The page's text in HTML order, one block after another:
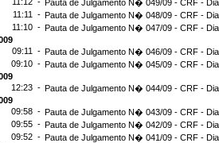
Pauta de Julgamento N� 049/09 - CRF -
11:11 - Pauta de Julgamento N� 048/09 - CRF -
11:10 - Pauta de Julgamento N� 047/09 - CRF -
09:11 - Pauta de Julgamento N� 046/09 - CRF -
09:10 - Pauta de Julgamento N� 045/09 - CRF -
12:23 - Pauta de Julgamento N� 044/09 - CRF -
09:58 - Pauta de Julgamento N� 043/09 - CRF -
09:55 - Pauta de Julgamento N� 042/09 - CRF -
09:52 - Pauta de Julgamento N� 041/09 - CRF -